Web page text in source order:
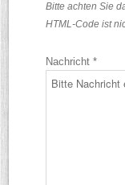
Bitte achten Sie
HTML-Code ist
Nachricht *